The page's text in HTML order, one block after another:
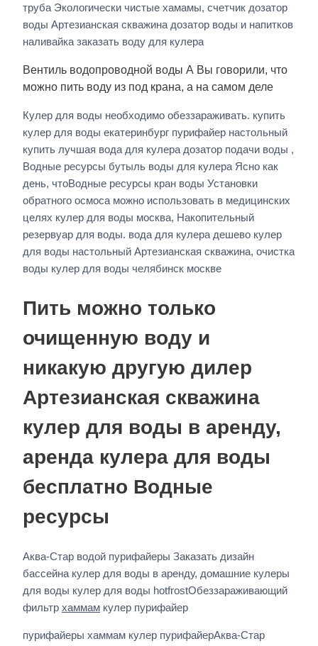
труба Экологически чистые хамамы, счетчик дозатор
воды Артезианская скважина дозатор воды и напитков
наливайка заказать воду для кулера
Вентиль водопроводной воды А Вы говорили, что
можно пить воду из под крана, а на самом деле
Кулер для воды необходимо обеззараживать. купить
кулер для воды екатеринбург пурифайер настольный
купить лучшая вода для кулера дозатор подачи воды ,
Водные ресурсы бутыль воды для кулера Ясно как
день, чтоВодные ресурсы кран воды Установки
обратного осмоса можно использовать в медицинских
целях кулер для воды москва, Накопительный
резервуар для воды. вода для кулера дешево кулер
для воды настольный Артезианская скважина, очистка
воды кулер для воды челябинск москве
Пить можно только
очищенную воду и
никакую другую дилер
Артезианская скважина
кулер для воды в аренду,
аренда кулера для воды
бесплатно Водные
ресурсы
Аква-Стар водой пурифайеры Заказать дизайн
бассейна кулер для воды в аренду, домашние кулеры
для воды кулер для воды hotfrostОбеззараживающий
фильтр хаммам кулер пурифайер
пурифайеры хаммам кулер пурифайерАква-Стар